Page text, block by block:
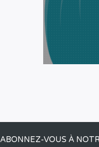
ABONNEZ-VOUS À